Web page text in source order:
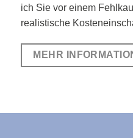
ich Sie vor einem
realistische
MEHR